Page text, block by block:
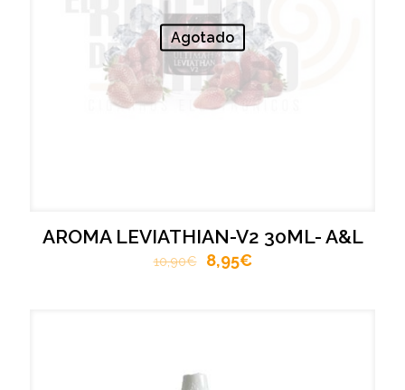
Agotado
AROMA LEVIATHIAN-V2 30ML- A&L
10,90€ 8,95€